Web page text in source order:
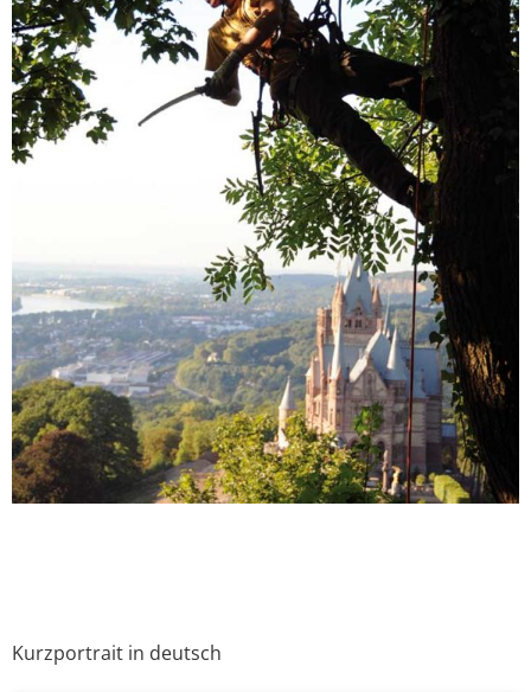
Kurzportrait in deutsch